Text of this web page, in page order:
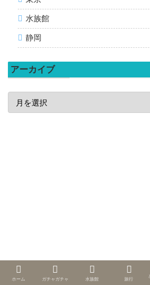
水族館
静岡
アーカイブ
ホーム ガチャガチャ 水族館 旅行